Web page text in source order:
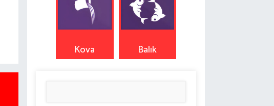
Kova Balık